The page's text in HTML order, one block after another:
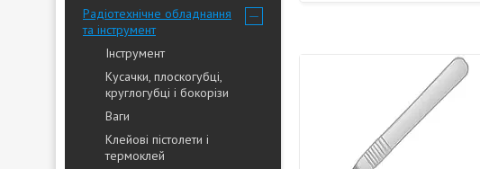
Радіотехнічне обладнання
та інструмент
Інструмент
Кусачки, плоскогубці,
круглогубці і бокорізи
Ваги
Клейові пістолети і
термоклей